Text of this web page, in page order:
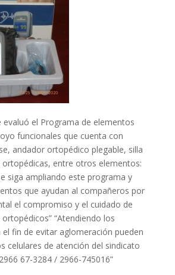
el Programa de elementos
funcionales que cuenta con
andador ortopédico plegable, silla
ortopédicas, entre otros elementos:
siga ampliando este programa y
que ayudan al compañeros por
el compromiso y el cuidado de
“Atendiendo los
fin de evitar aglomeración pueden
celulares de atención del sindicato
67-3284 / 2966-745016”